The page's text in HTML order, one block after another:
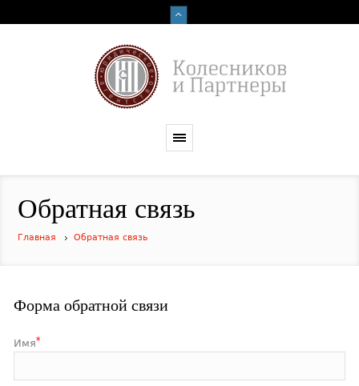
Обратная связь
Главная Обратная связь
Форма обратной связи
Имя*